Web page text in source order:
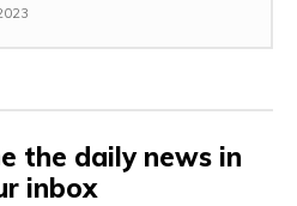
the daily news in
inbox